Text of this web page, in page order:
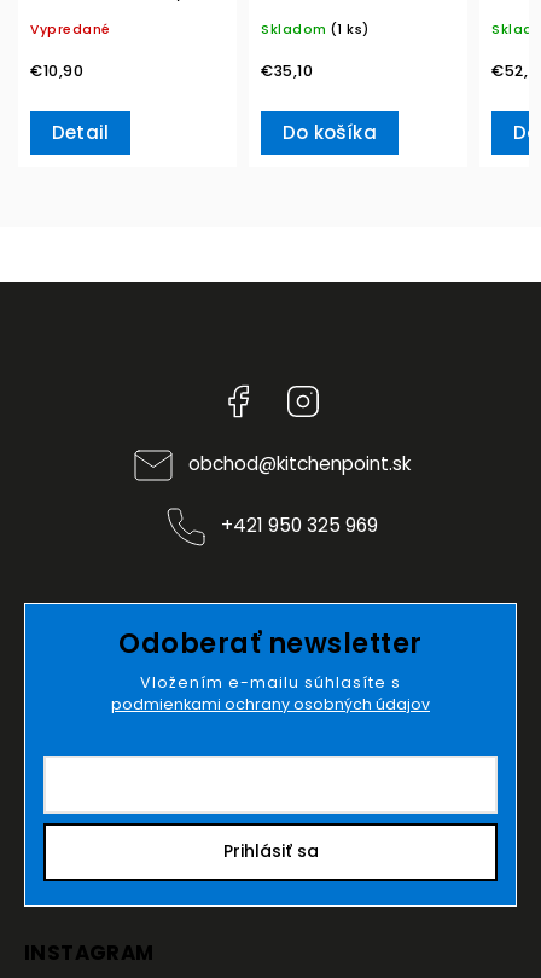
Vypredané
€10,90
Detail
Boch
Skladom (1 ks)
€35,10
Do košíka
&
Facebook
obchod@kitchenpoint.sk
+421 950 325 969
Odoberať newsletter
Vložením e-mailu súhlasíte s
podmienkami ochrany osobných údajov
Prihlásiť sa
INSTAGRAM